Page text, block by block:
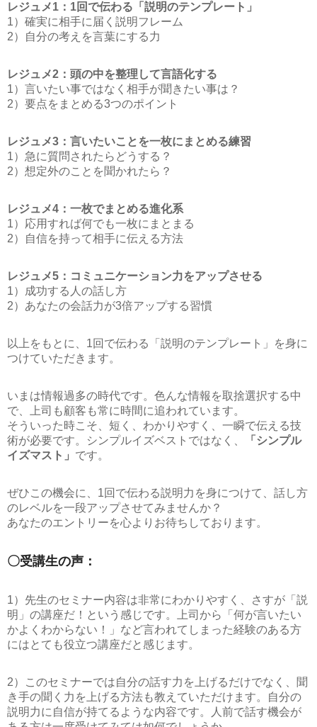
レジュメ1：1回で伝わる「説明のテンプレート」
1）確実に相手に届く説明フレーム
2）自分の考えを言葉にする力
レジュメ2：頭の中を整理して言語化する
1）言いたい事ではなく相手が聞きたい事は？
2）要点をまとめる3つのポイント
レジュメ3：言いたいことを一枚にまとめる練習
1）急に質問されたらどうする？
2）想定外のことを聞かれたら？
レジュメ4：一枚でまとめる進化系
1）応用すれば何でも一枚にまとまる
2）自信を持って相手に伝える方法
レジュメ5：コミュニケーション力をアップさせる
1）成功する人の話し方
2）あなたの会話力が3倍アップする習慣
以上をもとに、1回で伝わる「説明のテンプレート」を身に
つけていただきます。
いまは情報過多の時代です。色んな情報を取捨選択する中
で、上司も顧客も常に時間に追われています。
そういった時こそ、短く、わかりやすく、一瞬で伝える技
術が必要です。シンプルイズベストではなく、
「シンプル
イズマスト」 です。
ぜひこの機会に、1回で伝わる説明力を身につけて、話し方
のレベルを一段アップさせてみませんか？
あなたのエントリーを心よりお待ちしております。
〇受講生の声：
1）先生のセミナー内容は非常にわかりやすく、さすが「説
明」の講座だ！という感じです。上司から「何が言いたい
かよくわからない！」など言われてしまった経験のある方
にはとても役立つ講座だと感じます。
2）このセミナーでは自分の話す力を上げるだけでなく、聞
き手の聞く力を上げる方法も教えていただけます。自分の
説明力に自信が持てるような内容です。人前で話す機会が